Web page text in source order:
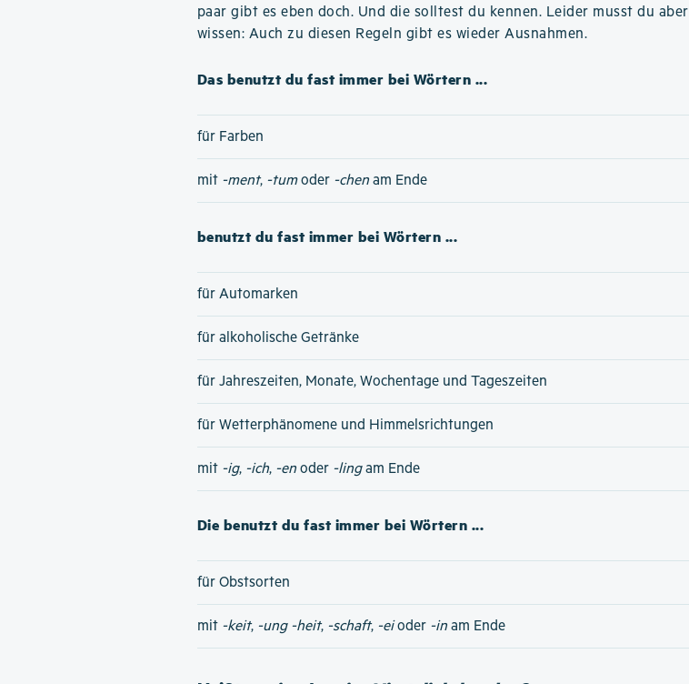
paar gibt es eben doch. Und die solltest du kennen. Leider musst du aber
wissen: Auch zu diesen Regeln gibt es wieder Ausnahmen.
Das benutzt du fast immer bei Wörtern ...
für Farben
mit -ment, -tumoder -chenam Ende
benutzt du fast immer bei Wörtern ...
für Automarken
für alkoholische Getränke
für Jahreszeiten, Monate, Wochentage und Tageszeiten
für Wetterphänomene und Himmelsrichtungen
mit -ig, -ich, -enoder -lingam Ende
Die benutzt du fast immer bei Wörtern ...
für Obstsorten
mit -keit, -ung -heit, -schaft, -eioder -inam Ende